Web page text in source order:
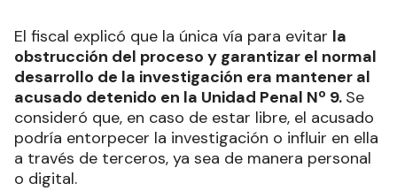
El fiscal explicó que la única vía para evitar la
obstrucción del proceso y garantizar el normal
desarrollo de la investigación era mantener al
acusado detenido en la Unidad Penal Nº 9. Se
consideró que, en caso de estar libre, el acusado
podría entorpecer la investigación o influir en ella
a través de terceros, ya sea de manera personal
o digital.